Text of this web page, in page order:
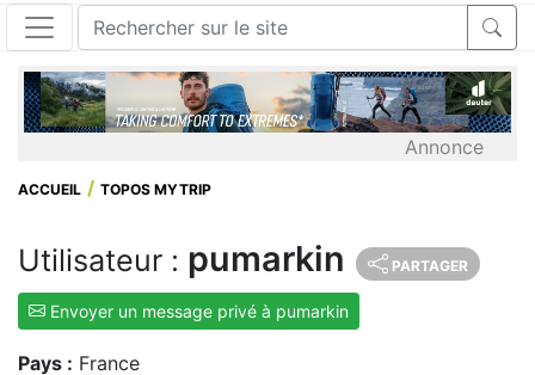
Annonce
ACCUEIL TOPOS MYTRIP
Utilisateur : pumarkin PARTAGER
Envoyer un message privé à pumarkin
Pays : France